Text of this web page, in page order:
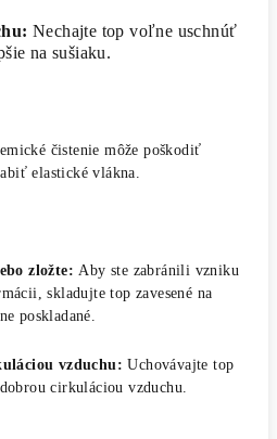
Nechajte top voľne uschnúť
na sušiaku.
čistenie môže poškodiť
elastické vlákna.
zložte: Aby ste zabránili vzniku
skladujte top zavesené na
poskladané.
vzduchu: Uchovávajte top
cirkuláciou vzduchu.